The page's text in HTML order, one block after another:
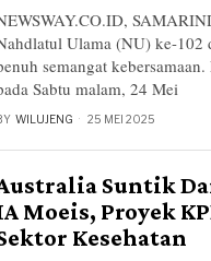
Ulama (NU) ke-102
semangat
Sabtu malam, 24 Mei
WILUJENG 25 MEI 2025
Suntik
Moeis, Proyek
Kesehatan